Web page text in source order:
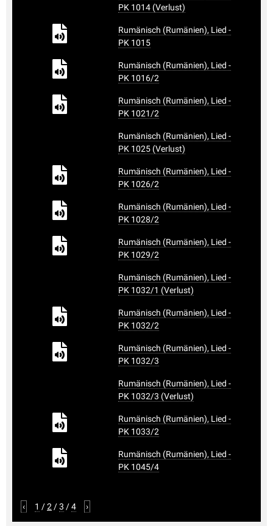
PK 1014 (Verlust)
Rumänisch (Rumänien), Lied -
PK 1015
Rumänisch (Rumänien), Lied -
PK 1016/2
Rumänisch (Rumänien), Lied -
PK 1021/2
Rumänisch (Rumänien), Lied -
PK 1025 (Verlust)
Rumänisch (Rumänien), Lied -
PK 1026/2
Rumänisch (Rumänien), Lied -
PK 1028/2
Rumänisch (Rumänien), Lied -
PK 1029/2
Rumänisch (Rumänien), Lied -
PK 1032/1 (Verlust)
Rumänisch (Rumänien), Lied -
PK 1032/2
Rumänisch (Rumänien), Lied -
PK 1032/3
Rumänisch (Rumänien), Lied -
PK 1032/3 (Verlust)
Rumänisch (Rumänien), Lied -
PK 1033/2
Rumänisch (Rumänien), Lied -
PK 1045/4
‹ 1 /2 /3 /4 ›